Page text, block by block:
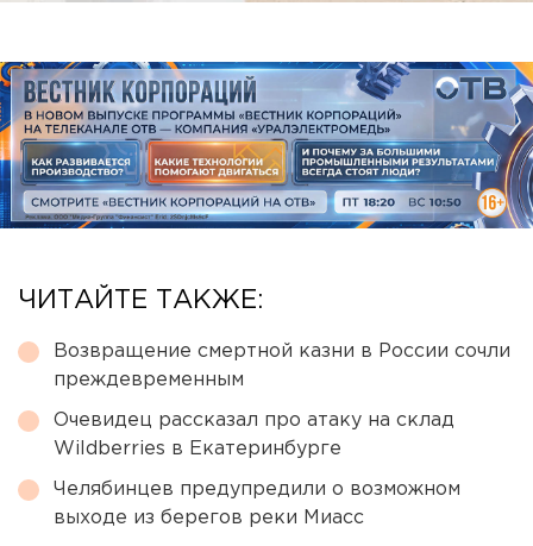
ЧИТАЙТЕ ТАКЖЕ:
Возвращение смертной казни в России сочли
преждевременным
Очевидец рассказал про атаку на склад
Wildberries в Екатеринбурге
Челябинцев предупредили о возможном
выходе из берегов реки Миасс